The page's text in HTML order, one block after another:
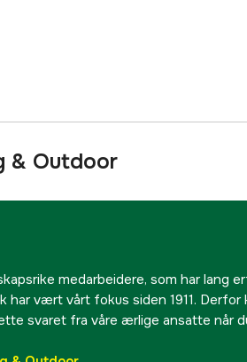
& Outdoor
medarbeidere, som har lang
har vært vårt fokus siden 1911. Derfor
svaret fra våre ærlige ansatte når